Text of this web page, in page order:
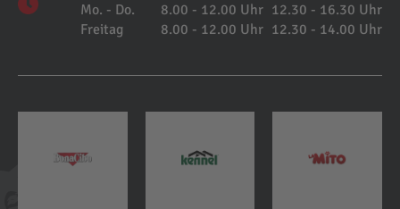
Mo. - Do. 8.00 - 12.00 Uhr 12.30 - 16.30 Uhr
Freitag
8.00 - 12.00 Uhr 12.30 - 14.00 Uhr